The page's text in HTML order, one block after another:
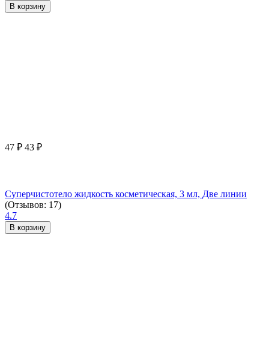
В корзину
47 ₽ 43 ₽
Суперчистотело жидкость косметическая, 3 мл, Две линии
(Отзывов: 17)
4.7
В корзину